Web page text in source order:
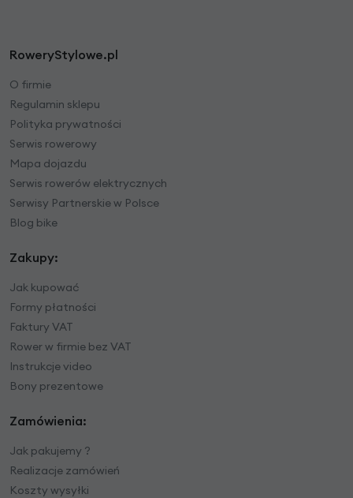
RoweryStylowe.pl
O firmie
Regulamin sklepu
Polityka prywatności
Serwis rowerowy
Mapa dojazdu
Serwis rowerów elektrycznych
Serwisy Partnerskie w Polsce
Blog bike
Zakupy:
Jak kupować
Formy płatności
Faktury VAT
Rower w firmie bez VAT
Instrukcje video
Bony prezentowe
Zamówienia:
Jak pakujemy ?
Realizacje zamówień
Koszty wysyłki